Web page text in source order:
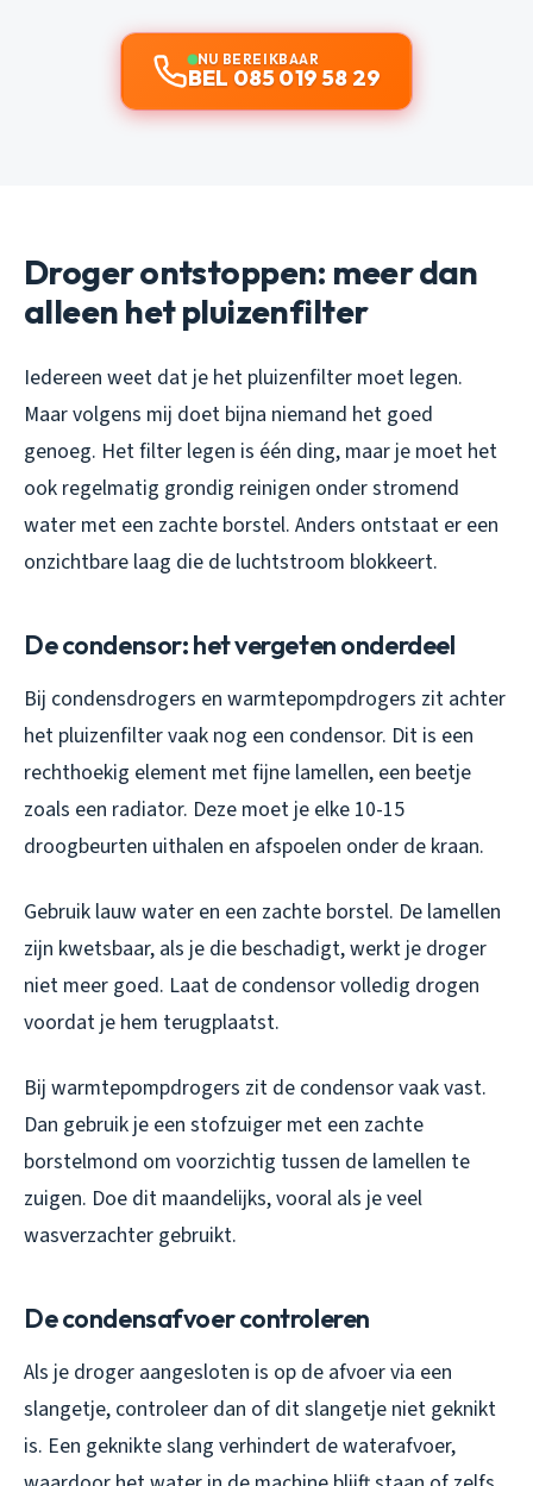
NU BEREIKBAAR
BEL 085 019 58 29
Droger ontstoppen: meer dan
alleen het pluizenfilter
Iedereen weet dat je het pluizenfilter moet legen.
Maar volgens mij doet bijna niemand het goed
genoeg. Het filter legen is één ding, maar je moet het
ook regelmatig grondig reinigen onder stromend
water met een zachte borstel. Anders ontstaat er een
onzichtbare laag die de luchtstroom blokkeert.
De condensor: het vergeten onderdeel
Bij condensdrogers en warmtepompdrogers zit achter
het pluizenfilter vaak nog een condensor. Dit is een
rechthoekig element met fijne lamellen, een beetje
zoals een radiator. Deze moet je elke 10-15
droogbeurten uithalen en afspoelen onder de kraan.
Gebruik lauw water en een zachte borstel. De lamellen
zijn kwetsbaar, als je die beschadigt, werkt je droger
niet meer goed. Laat de condensor volledig drogen
voordat je hem terugplaatst.
Bij warmtepompdrogers zit de condensor vaak vast.
Dan gebruik je een stofzuiger met een zachte
borstelmond om voorzichtig tussen de lamellen te
zuigen. Doe dit maandelijks, vooral als je veel
wasverzachter gebruikt.
De condensafvoer controleren
Als je droger aangesloten is op de afvoer via een
slangetje, controleer dan of dit slangetje niet geknikt
is. Een geknikte slang verhindert de waterafvoer,